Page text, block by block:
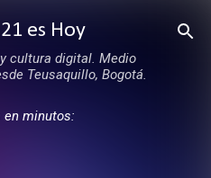
principal
es Hoy
cultura digital. Medio
Teusaquillo, Bogotá.
minutos: